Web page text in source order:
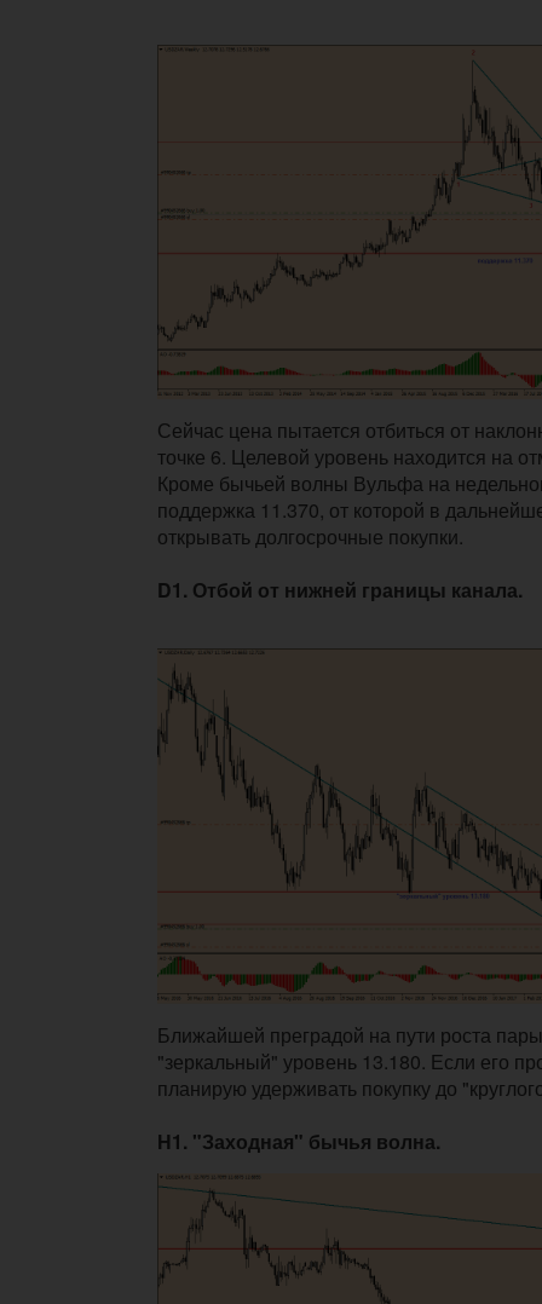
Сейчас цена пытается отбиться от
точке 6. Целевой уровень находится на
Кроме бычьей волны Вульфа на
поддержка 11.370, от которой в
открывать долгосрочные покупки.
D1. Отбой от нижней границы канала.
Ближайшей преградой на пути роста
"зеркальный" уровень 13.180. Если его
планирую удерживать покупку до
Н1. "Заходная" бычья волна.